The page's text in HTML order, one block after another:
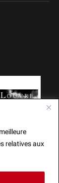
relatives aux